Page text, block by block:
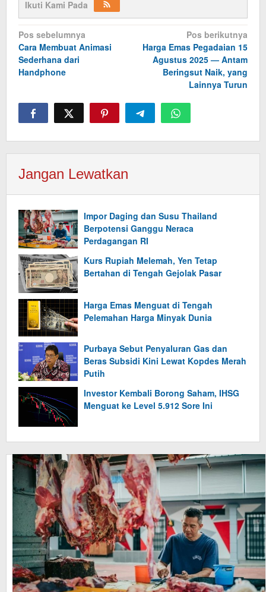
Ikuti Kami Pada
Navigasi
pos
Pos sebelumnya
Cara Membuat Animasi
Sederhana dari
Handphone
Pos berikutnya
Harga Emas Pegadaian 15
Agustus 2025 — Antam
Beringsut Naik, yang
Lainnya Turun
Jangan Lewatkan
Impor Daging dan Susu Thailand
Berpotensi Ganggu Neraca
Perdagangan RI
Kurs Rupiah Melemah, Yen Tetap
Bertahan di Tengah Gejolak Pasar
Harga Emas Menguat di Tengah
Pelemahan Harga Minyak Dunia
Purbaya Sebut Penyaluran Gas dan
Beras Subsidi Kini Lewat Kopdes Merah
Putih
Investor Kembali Borong Saham, IHSG
Menguat ke Level 5.912 Sore Ini